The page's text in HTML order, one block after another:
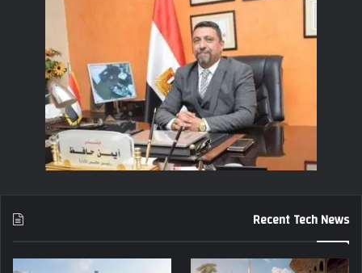
Recent Tech News